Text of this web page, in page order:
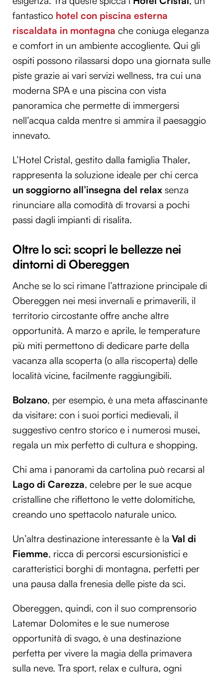
fantastico hotel con piscina esterna
riscaldata in montagna che coniuga eleganza
e comfort in un ambiente accogliente. Qui gli
ospiti possono rilassarsi dopo una giornata sulle
piste grazie ai vari servizi wellness, tra cui una
moderna SPA e una piscina con vista
panoramica che permette di immergersi
nell’acqua calda mentre si ammira il paesaggio
innevato.
L’Hotel Cristal, gestito dalla famiglia Thaler,
rappresenta la soluzione ideale per chi cerca
un soggiorno all’insegna del relax senza
rinunciare alla comodità di trovarsi a pochi
passi dagli impianti di risalita.
Oltre lo sci: scopri le bellezze nei
dintorni di Obereggen
Anche se lo sci rimane l’attrazione principale di
Obereggen nei mesi invernali e primaverili, il
territorio circostante offre anche altre
opportunità. A marzo e aprile, le temperature
più miti permettono di dedicare parte della
vacanza alla scoperta (o alla riscoperta) delle
località vicine, facilmente raggiungibili.
Bolzano, per esempio, è una meta affascinante
da visitare: con i suoi portici medievali, il
suggestivo centro storico e i numerosi musei,
regala un mix perfetto di cultura e shopping.
Chi ama i panorami da cartolina può recarsi al
Lago di Carezza, celebre per le sue acque
cristalline che riflettono le vette dolomitiche,
creando uno spettacolo naturale unico.
Un’altra destinazione interessante è la Val di
Fiemme, ricca di percorsi escursionistici e
caratteristici borghi di montagna, perfetti per
una pausa dalla frenesia delle piste da sci.
Obereggen, quindi, con il suo comprensorio
Latemar Dolomites e le sue numerose
opportunità di svago, è una destinazione
perfetta per vivere la magia della primavera
sulla neve. Tra sport, relax e cultura, ogni